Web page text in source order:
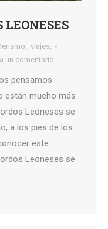
LEONESES
, viajes,
un comentario
pensamos
están mucho más
Leoneses se
a los pies de los
este
Leoneses se